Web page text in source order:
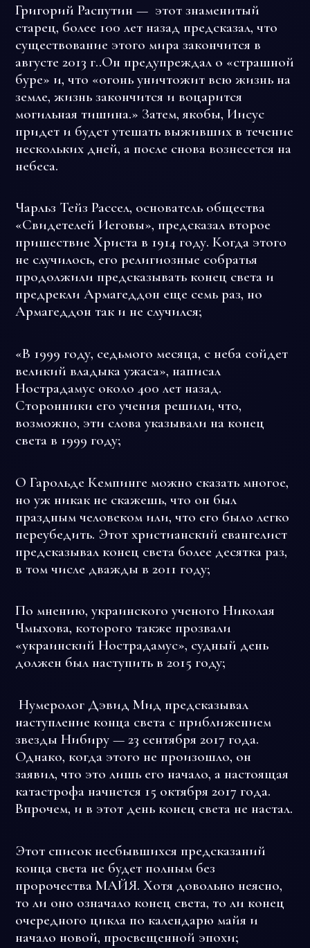
Григорий Распутин — этот знаменитый
старец, более 100 лет назад предсказал, что
существование этого мира закончится в
августе 2013 г..Он предупреждал о «страшной
буре» и, что «огонь уничтожит всю жизнь на
земле, жизнь закончится и воцарится
могильная тишина.» Затем, якобы, Иисус
придет и будет утешать выживших в течение
нескольких дней, а после снова вознесется на
небеса.
Чарльз Тейз Рассел, основатель общества
«Свидетелей Иеговы», предсказал второе
пришествие Христа в 1914 году. Когда этого
не случилось, его религиозные собратья
продолжили предсказывать конец света и
предрекли Армагеддон еще семь раз, но
Армагеддон так и не случился;
«В 1999 году, седьмого месяца, с неба сойдет
великий владыка ужаса», написал
Нострадамус около 400 лет назад.
Сторонники его учения решили, что,
возможно, эти слова указывали на конец
света в 1999 году;
О Гарольде Кемпинге можно сказать многое,
но уж никак не скажешь, что он был
праздным человеком или, что его было легко
переубедить. Этот христианский евангелист
предсказывал конец света более десятка раз,
в том числе дважды в 2011 году;
По мнению, украинского ученого Николая
Чмыхова, которого также прозвали
«украинский Нострадамус», судный день
должен был наступить в 2015 году;
Нумеролог Дэвид Мид предсказывал
наступление конца света с приближением
звезды Нибиру — 23 сентября 2017 года.
Однако, когда этого не произошло, он
заявил, что это лишь его начало, а настоящая
катастрофа начнется 15 октября 2017 года.
Впрочем, и в этот день конец света не настал.
Этот список несбывшихся предсказаний
конца света не будет полным без
пророчества МАЙЯ. Хотя довольно неясно,
то ли оно означало конец света, то ли конец
очередного цикла по календарю майя и
начало новой, просвещенной эпохи;